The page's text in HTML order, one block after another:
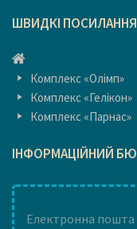
ШВИДКІ ПОСИЛАННЯ
ГОЛОВНА
Комплекс «Олімп»
Комплекс «Гелікон»
Комплекс «Парнас»
ІНФОРМАЦІЙНИЙ
Електронна пошта